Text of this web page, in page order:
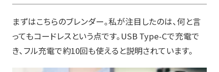
まずはこちらのブレンダー。私が注目したのは、何と言
ってもコードレスという点です。USB Type-Cで充電で
き、フル充電で約10回も使えると説明されています。